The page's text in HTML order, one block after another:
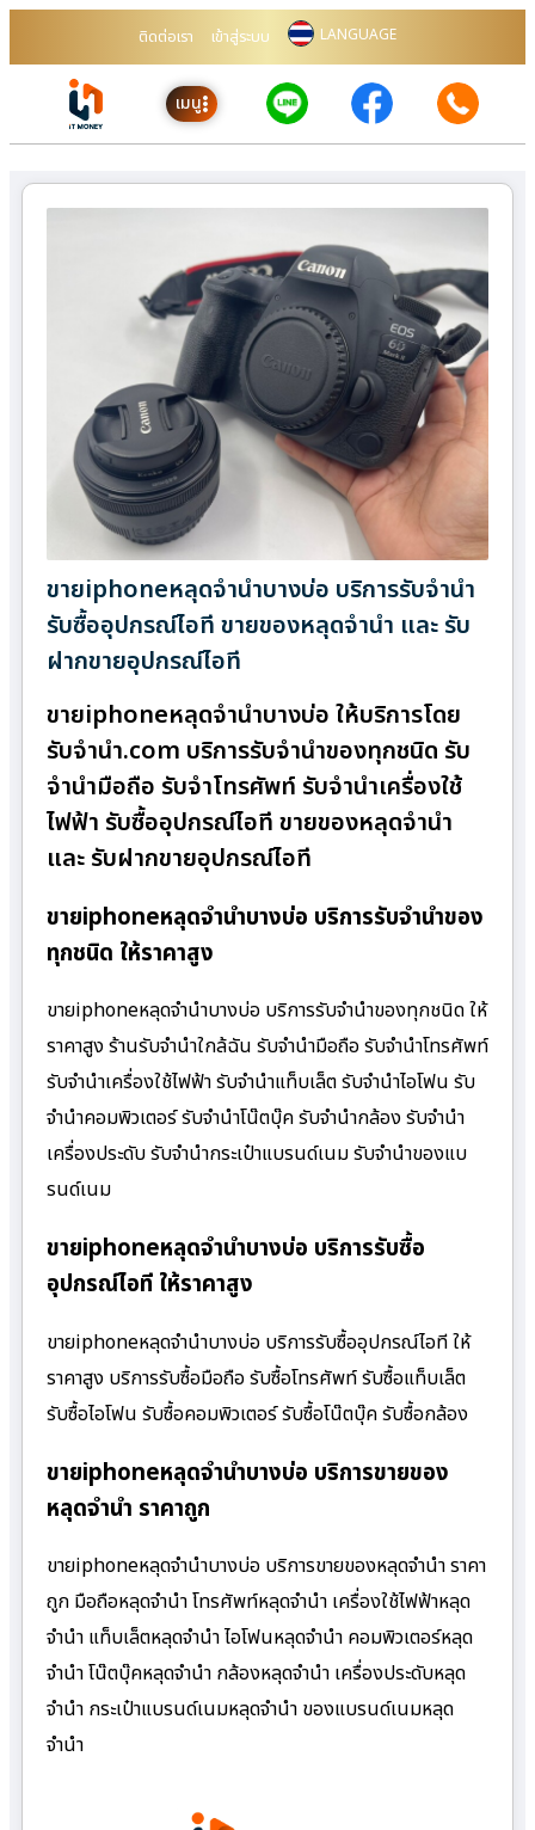
ติดต่อเรา เข้าสู่ระบบ LANGUAGE
เมนู
ขายiphoneหลุดจำนำบางบ่อ บริการรับจำนำ
รับซื้ออุปกรณ์ไอที ขายของหลุดจำนำ และ รับ
ฝากขายอุปกรณ์ไอที
ขายiphoneหลุดจำนำบางบ่อ ให้บริการโดย
รับจํานํา.com บริการรับจำนำของทุกชนิด รับ
จำนำมือถือ รับจำโทรศัพท์ รับจำนำเครื่องใช้
ไฟฟ้า รับซื้ออุปกรณ์ไอที ขายของหลุดจำนำ
และ รับฝากขายอุปกรณ์ไอที
ขายiphoneหลุดจำนำบางบ่อ บริการรับจำนำของ
ทุกชนิด ให้ราคาสูง
ขายiphoneหลุดจำนำบางบ่อ บริการรับจำนำของทุกชนิด ให้
ราคาสูง ร้านรับจํานําใกล้ฉัน รับจำนำมือถือ รับจำนำโทรศัพท์
รับจำนำเครื่องใช้ไฟฟ้า รับจำนำแท็บเล็ต รับจำนำไอโฟน รับ
จำนำคอมพิวเตอร์ รับจำนำโน๊ตบุ๊ค รับจำนำกล้อง รับจำนำ
เครื่องประดับ รับจำนำกระเป๋าแบรนด์เนม รับจำนำของแบ
รนด์เนม
ขายiphoneหลุดจำนำบางบ่อ บริการรับซื้อ
อุปกรณ์ไอที ให้ราคาสูง
ขายiphoneหลุดจำนำบางบ่อ บริการรับซื้ออุปกรณ์ไอที ให้
ราคาสูง บริการรับซื้อมือถือ รับซื้อโทรศัพท์ รับซื้อแท็บเล็ต
รับซื้อไอโฟน รับซื้อคอมพิวเตอร์ รับซื้อโน๊ตบุ๊ค รับซื้อกล้อง
ขายiphoneหลุดจำนำบางบ่อ บริการขายของ
หลุดจำนำ ราคาถูก
ขายiphoneหลุดจำนำบางบ่อ บริการขายของหลุดจำนำ ราคา
ถูก มือถือหลุดจำนำ โทรศัพท์หลุดจำนำ เครื่องใช้ไฟฟ้าหลุด
จำนำ แท็บเล็ตหลุดจำนำ ไอโฟนหลุดจำนำ คอมพิวเตอร์หลุด
จำนำ โน๊ตบุ๊คหลุดจำนำ กล้องหลุดจำนำ เครื่องประดับหลุด
จำนำ กระเป๋าแบรนด์เนมหลุดจำนำ ของแบรนด์เนมหลุด
จำนำ